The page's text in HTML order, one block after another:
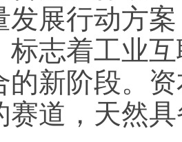
发展行动方
标志着工业
的新阶段。
赛道，天然